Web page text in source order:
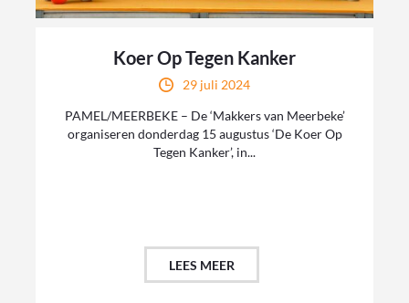
Koer Op Tegen Kanker
29 juli 2024
PAMEL/MEERBEKE – De ‘Makkers van Meerbeke’
organiseren donderdag 15 augustus ‘De Koer Op
Tegen Kanker’, in...
LEES MEER